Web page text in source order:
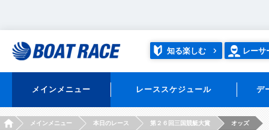
知る楽しむ レーサ
メインメニュー レーススケジュール デ
HOMEメインメニュー 本日のレース 第２６回三国競艇大賞 オッズ